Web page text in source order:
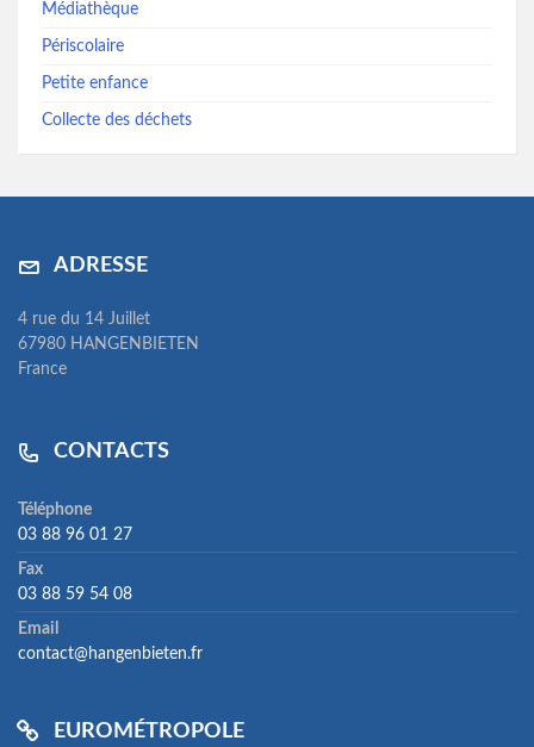
Médiathèque
Périscolaire
Petite enfance
Collecte des déchets
ADRESSE
4 rue du 14 Juillet
67980 HANGENBIETEN
France
CONTACTS
Téléphone
03 88 96 01 27
Fax
03 88 59 54 08
Email
contact@hangenbieten.fr
EUROMÉTROPOLE